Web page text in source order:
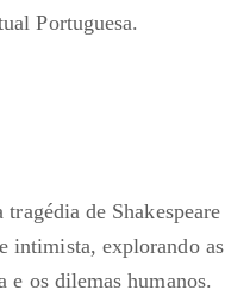
Portuguesa.
de Shakespeare
intimista, explorando as
e os dilemas humanos.